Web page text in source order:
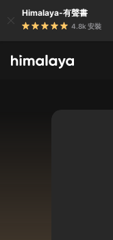
Himalaya-有聲書
4.8k 安裝